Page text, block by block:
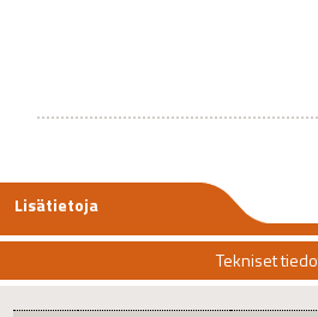
Lisätietoja
Tekniset